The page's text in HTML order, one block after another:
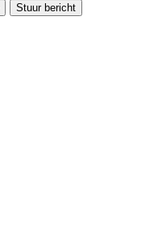
Stuur bericht